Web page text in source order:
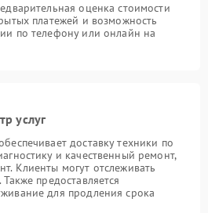
оценка стоимости
платежей и возможность
по телефону или онлайн на
услуг
доставку техники по
и качественный ремонт,
Клиенты могут отслеживать
предоставляется
для продления срока